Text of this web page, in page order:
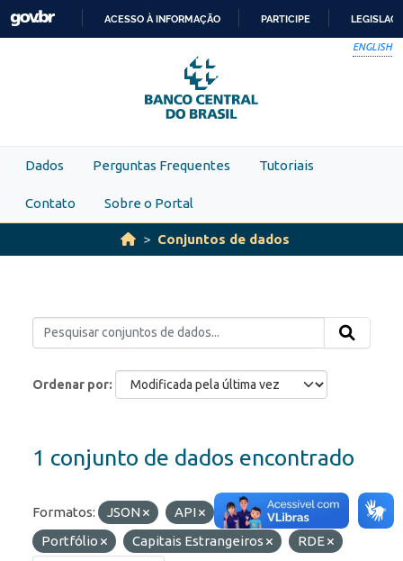
Skip to main content
PARA
O
CONTEÚDO
ACESSO À INFORMAÇÃO PARTICIPE
ENGLISH
Dados Perguntas Frequentes Tutoriais
Contato Sobre o Portal
Conjuntos de dados
Ordenar por
1 conjunto de dados encontrado
Formatos: JSON API
Etiquetas:
Portfólio
Capitais Estrangeiros RDE